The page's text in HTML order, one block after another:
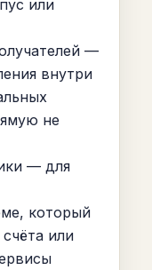
или
—
внутри
не
— для
который
или